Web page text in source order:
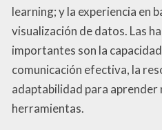
learning; y la experiencia en
visualización de datos. Las
importantes son la
comunicación efectiva, la
adaptabilidad para aprender
herramientas.